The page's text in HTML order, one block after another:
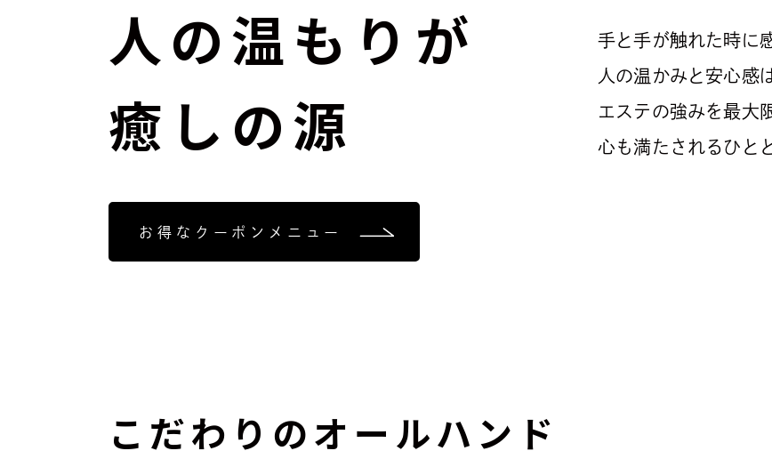
人の温もりが
癒しの源
お得なクーポンメニュー
手と手が触れた時に
人の温かみと安心感
エステの強みを最大
心も満たされるひと
こだわりのオールハンド